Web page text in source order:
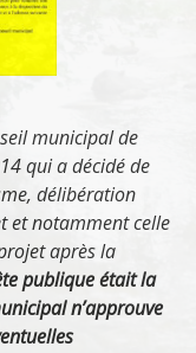
municipal de
qui a décidé de
délibération
et notamment celle
après la
publique était la
n’approuve